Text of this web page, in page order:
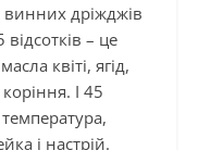
дріжджів
– це
квіті, ягід,
І 45
температура,
і настрій.